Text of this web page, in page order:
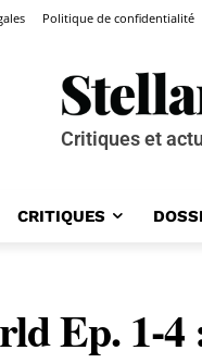
Politique de confidentialité
Critiques et
CRITIQUES
Ep. 1-